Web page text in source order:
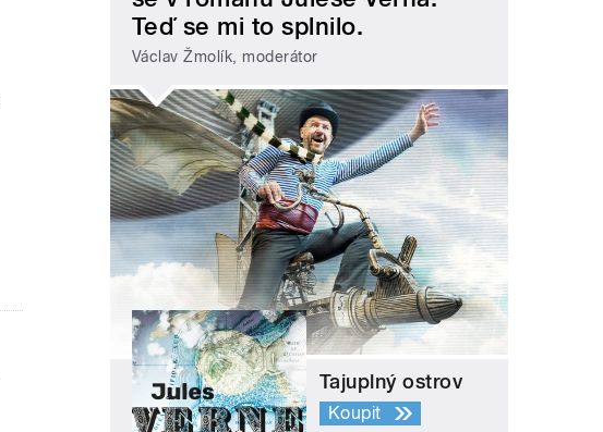
Teď se mi to splnilo.
Václav Žmolík, moderátor
Tajuplný ostrov
Koupit